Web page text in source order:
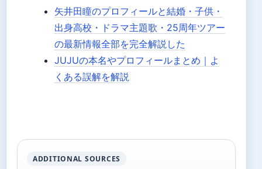
矢井田瞳のプロフィールと結婚・子供・
出身高校・ドラマ主題歌・25周年ツアー
の最新情報全部を完全解説した
JUJUの本名やプロフィールまとめ｜よ
くある誤解を解説
ADDITIONAL SOURCES